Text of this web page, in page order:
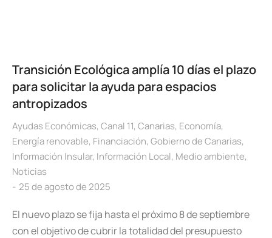
Transición Ecológica amplía 10 días el plazo
para solicitar la ayuda para espacios
antropizados
Ayudas Económicas, Canal 11, Canarias, Economía,
Energía renovable, Financiación, Gobierno de Canarias,
Información Insular, Información Local, Medio ambiente,
Noticias
25 de agosto de 2025
El nuevo plazo se fija hasta el próximo 8 de septiembre
con el objetivo de cubrir la totalidad del presupuesto